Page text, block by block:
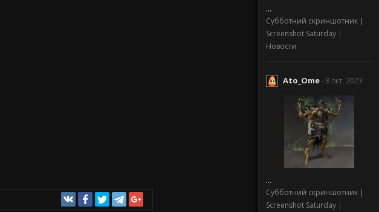
...
Субботний скриншотник |
Screenshot Saturday |
Новости
Ato_Ome- 8 окт. 2023
...
Субботний скриншотник |
Screenshot Saturday |